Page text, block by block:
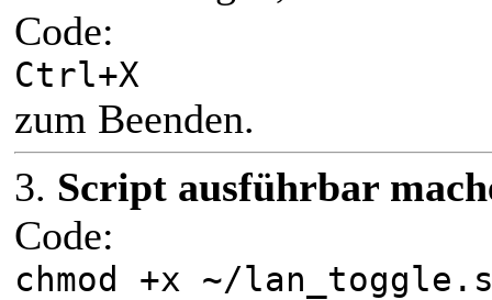
Code:
Ctrl+X
zum Beenden.
3. Script ausführbar
Code:
chmod +x ~/